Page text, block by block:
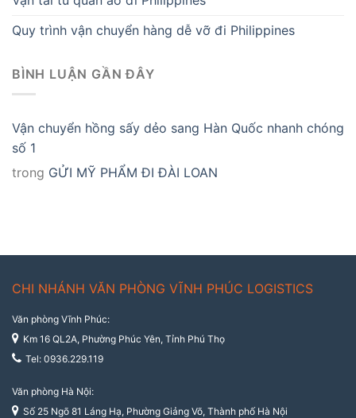
Quy trình vận chuyển hàng dễ vỡ đi Philippines
BÌNH LUẬN GẦN ĐÂY
Vận chuyển hồng sấy dẻo sang Hàn Quốc nhanh chóng
số 1
trong GỬI MỸ PHẨM ĐI ĐÀI LOAN
CHI NHÁNH VĂN PHÒNG VĨNH PHÚC LOGISTICS
Văn phòng Vĩnh Phúc:
Km 16 QL2A, Phường Phúc Yên, Tỉnh Phú Thọ
Tel: 0936.229.119
Văn phòng Hà Nội:
Số 25 Ngõ 81 Láng Hạ, Phường Giảng Võ, Thành phố Hà Nội